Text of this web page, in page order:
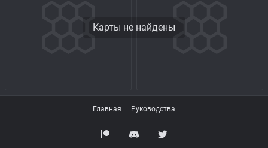
Карты не найдены
Главная Руководства